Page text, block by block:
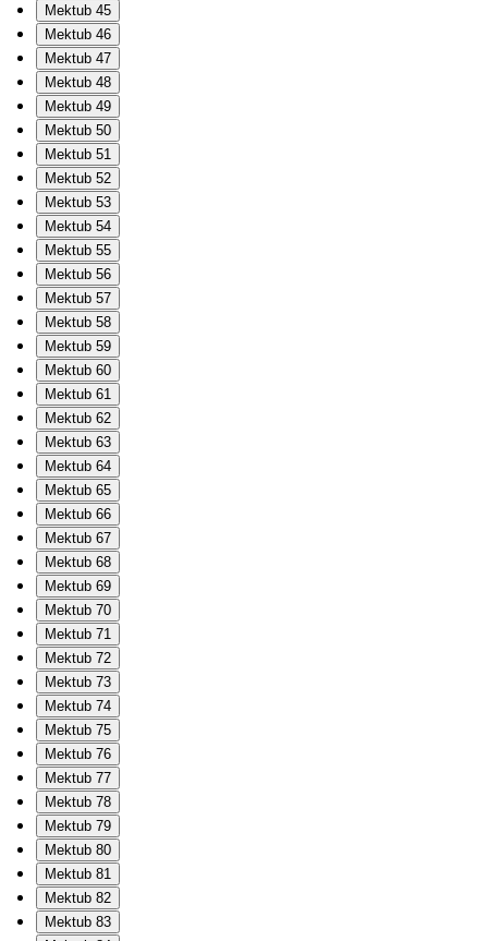
Mektub 45
Mektub 46
Mektub 47
Mektub 48
Mektub 49
Mektub 50
Mektub 51
Mektub 52
Mektub 53
Mektub 54
Mektub 55
Mektub 56
Mektub 57
Mektub 58
Mektub 59
Mektub 60
Mektub 61
Mektub 62
Mektub 63
Mektub 64
Mektub 65
Mektub 66
Mektub 67
Mektub 68
Mektub 69
Mektub 70
Mektub 71
Mektub 72
Mektub 73
Mektub 74
Mektub 75
Mektub 76
Mektub 77
Mektub 78
Mektub 79
Mektub 80
Mektub 81
Mektub 82
Mektub 83